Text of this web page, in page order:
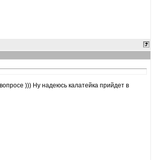
))) Ну надеюсь калатейка прийдет в